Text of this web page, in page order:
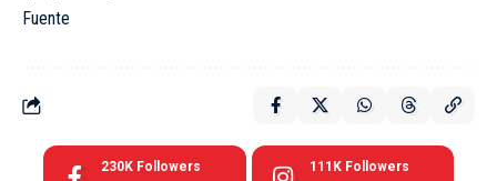
Fuente
230K Followers 111K Followers